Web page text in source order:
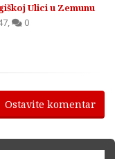
Ulici u Zemunu
, 0
Ostavite komentar